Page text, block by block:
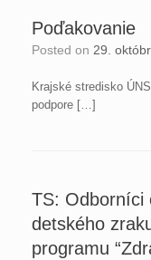
Poďakovanie
Posted on 29.
Krajské stredisko
podpore […]
TS: Odborníci
detského
programu